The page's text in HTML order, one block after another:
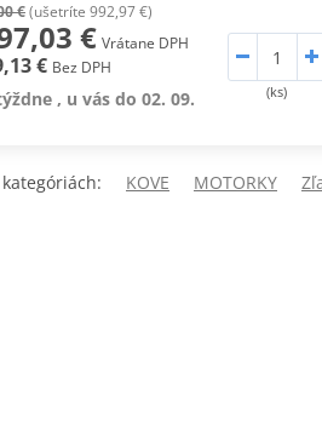
€(ušetríte 992,97 €)
€ Vrátane DPH
€ Bez DPH
, u vás do 02. 09. (ks)
kategóriách: KOVE MOTORKY